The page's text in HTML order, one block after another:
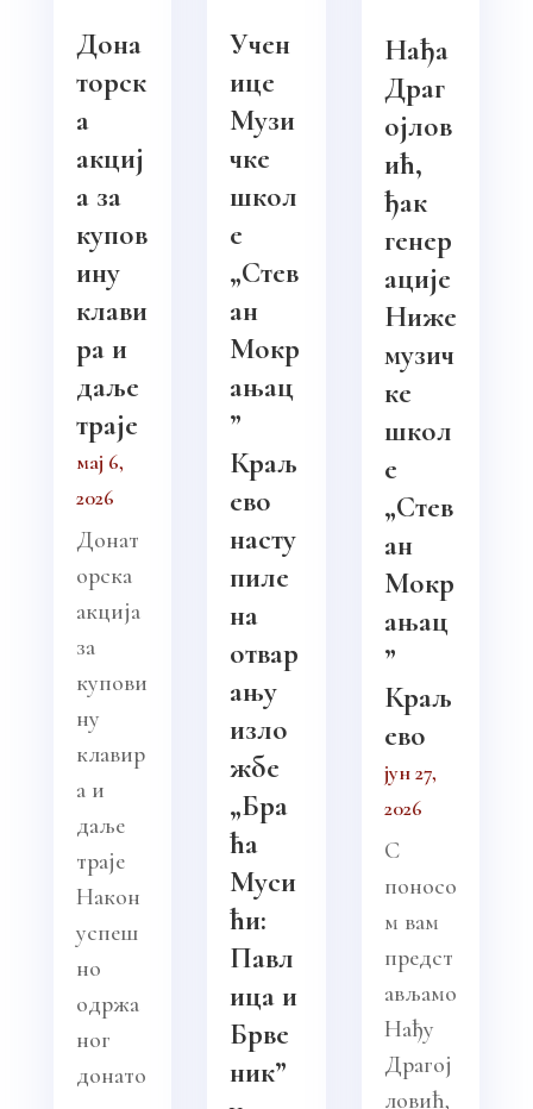
Дона
торск
а
акциј
а за
купов
ину
клави
ра и
даље
траје
мај 6,
2026
Донат
орска
акција
за
купови
ну
клавир
а и
даље
траје
Након
успеш
но
одржа
ног
донато
Учен
ице
Музи
чке
школ
е
„Стев
ан
Мокр
ањац
”
Краљ
ево
насту
пиле
на
отвар
ању
изло
жбе
„Бра
ћа
Муси
ћи:
Павл
ица и
Брве
ник”
Нађа
Драг
ојлов
ић,
ђак
генер
ације
Ниже
музич
ке
школ
е
„Стев
ан
Мокр
ањац
”
Краљ
ево
јун 27,
2026
С
поносо
м вам
предст
ављамо
Нађу
Драгој
ловић,